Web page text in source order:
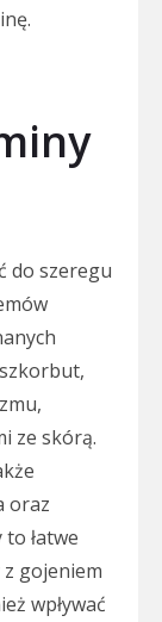
do szeregu
ze skórą.
oraz
łatwe
gojeniem
wpływać